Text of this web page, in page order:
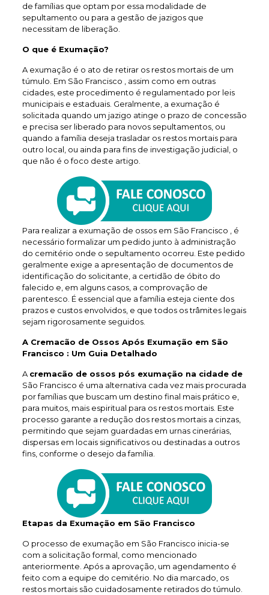
de famílias que optam por essa modalidade de
sepultamento ou para a gestão de jazigos que
necessitam de liberação.
O que é Exumação?
A exumação é o ato de retirar os restos mortais de um
túmulo. Em São Francisco , assim como em outras
cidades, este procedimento é regulamentado por leis
municipais e estaduais. Geralmente, a exumação é
solicitada quando um jazigo atinge o prazo de concessão
e precisa ser liberado para novos sepultamentos, ou
quando a família deseja trasladar os restos mortais para
outro local, ou ainda para fins de investigação judicial, o
que não é o foco deste artigo.
Para realizar a exumação de ossos em São Francisco , é
necessário formalizar um pedido junto à administração
do cemitério onde o sepultamento ocorreu. Este pedido
geralmente exige a apresentação de documentos de
identificação do solicitante, a certidão de óbito do
falecido e, em alguns casos, a comprovação de
parentesco. É essencial que a família esteja ciente dos
prazos e custos envolvidos, e que todos os trâmites legais
sejam rigorosamente seguidos.
A Cremacão de Ossos Após Exumação em São
Francisco : Um Guia Detalhado
A cremacão de ossos pós exumação na cidade de
São Francisco é uma alternativa cada vez mais procurada
por famílias que buscam um destino final mais prático e,
para muitos, mais espiritual para os restos mortais. Este
processo garante a redução dos restos mortais a cinzas,
permitindo que sejam guardadas em urnas cinerárias,
dispersas em locais significativos ou destinadas a outros
fins, conforme o desejo da família.
Etapas da Exumação em São Francisco
O processo de exumação em São Francisco inicia-se
com a solicitação formal, como mencionado
anteriormente. Após a aprovação, um agendamento é
feito com a equipe do cemitério. No dia marcado, os
restos mortais são cuidadosamente retirados do túmulo.